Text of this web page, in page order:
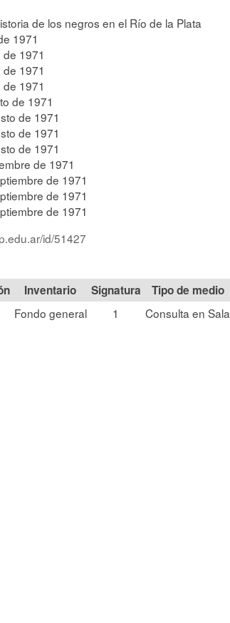
de los negros en el Río de la Plata
1971
de 1971
de 1971
de 1971
de 1971
de 1971
de 1971
de 1971
de 1971
de 1971
de 1971
de 1971
id/51427
Signatura Tipo de medio
Fondo general 1 Consulta en Sala